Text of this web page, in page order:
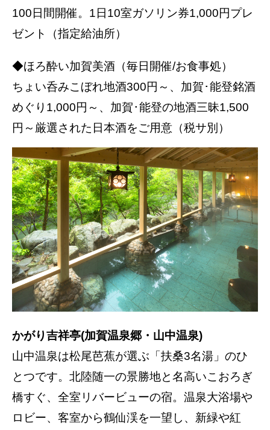
100日間開催。1日10室ガソリン券1,000円プレ
ゼント（指定給油所）
◆ほろ酔い加賀美酒（毎日開催/お食事処）
ちょい呑みこぼれ地酒300円～、加賀･能登銘酒
めぐり1,000円～、加賀･能登の地酒三昧1,500
円～厳選された日本酒をご用意（税サ別）
かがり吉祥亭(加賀温泉郷・山中温泉)
山中温泉は松尾芭蕉が選ぶ「扶桑3名湯」のひ
とつです。北陸随一の景勝地と名高いこおろぎ
橋すぐ、全室リバービューの宿。温泉大浴場や
ロビー、客室から鶴仙渓を一望し、新緑や紅